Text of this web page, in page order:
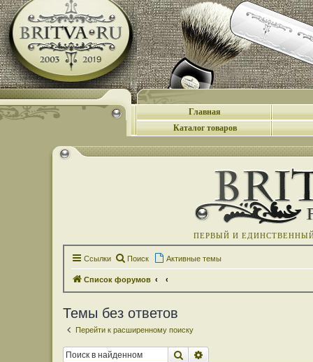
Главная
Каталог товаров
ПЕРВЫЙ И
Ссылки Поиск Активные темы
Список форумов
Темы без ответов
Перейти к расширенному поиску
Поиск